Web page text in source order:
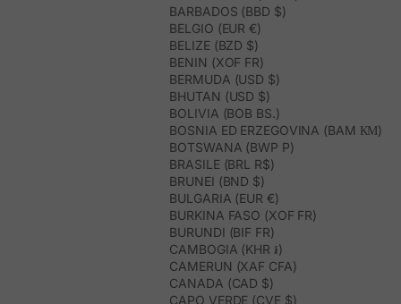
BARBADOS (BBD $)
BELGIO (EUR €)
BELIZE (BZD $)
BENIN (XOF FR)
BERMUDA (USD $)
BHUTAN (USD $)
BOLIVIA (BOB BS.)
BOSNIA ED ERZEGOVINA (BAM КМ)
BOTSWANA (BWP P)
BRASILE (BRL R$)
BRUNEI (BND $)
BULGARIA (EUR €)
BURKINA FASO (XOF FR)
BURUNDI (BIF FR)
CAMBOGIA (KHR ៛)
CAMERUN (XAF CFA)
CANADA (CAD $)
CAPO VERDE (CVE $)